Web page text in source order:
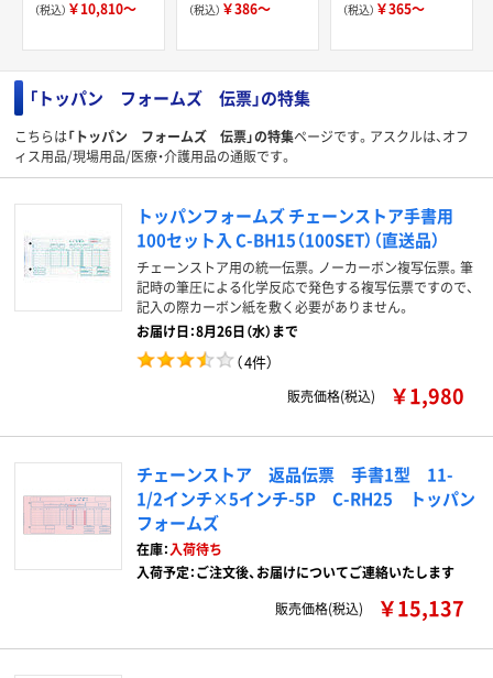
（税込） ￥10,810～ （税込） ￥386～ （税込） ￥365～
「トッパン フォームズ 伝票」の特集
こちらは「トッパン フォームズ 伝票」の特集ページです。アスクルは、オフ
ィス用品/現場用品/医療・介護用品の通販です。
トッパンフォームズ チェーンストア手書用
100セット入 C-BH15（100SET）（直送品）
チェーンストア用の統一伝票。ノーカーボン複写伝票。筆
記時の筆圧による化学反応で発色する複写伝票ですので、
記入の際カーボン紙を敷く必要がありません。
お届け日：8月26日（水）まで
（4件）
販売価格(税込) ￥1,980
チェーンストア 返品伝票 手書1型 11-
1/2インチ×5インチ-5P C-RH25 トッパン
フォームズ
在庫：入荷待ち
入荷予定：ご注文後、お届けについてご連絡いたします
販売価格(税込)
￥15,137